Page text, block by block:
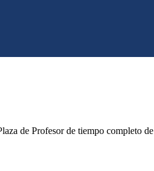
de Profesor de tiempo completo de